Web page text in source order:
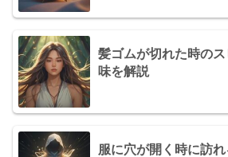
髪ゴムが切れた時の
味を解説
服に穴が開く時に訪